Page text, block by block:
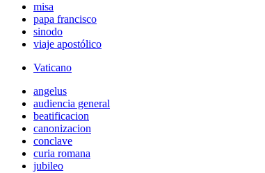
misa
papa francisco
sinodo
viaje apostólico
Vaticano
angelus
audiencia general
beatificacion
canonizacion
conclave
curia romana
jubileo